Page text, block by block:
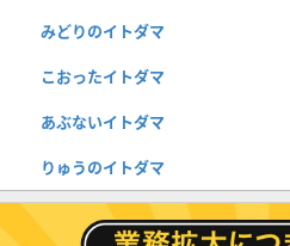
みどりのイトダマ
こおったイトダマ
あぶないイトダマ
りゅうのイトダマ